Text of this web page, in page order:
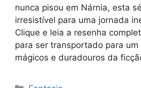
nunca pisou em Nárnia, esta
irresistível para uma jornada
Clique e leia a resenha
para ser transportado para
mágicos e duradouros da